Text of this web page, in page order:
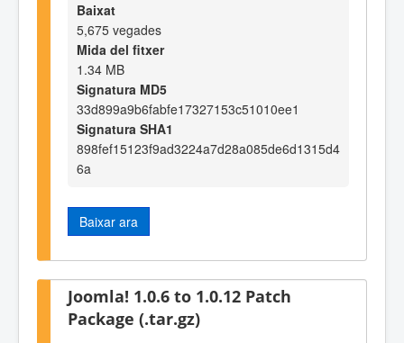
Baixat
5,675 vegades
Mida del fitxer
1.34 MB
Signatura MD5
33d899a9b6fabfe17327153c51010ee1
Signatura SHA1
898fef15123f9ad3224a7d28a085de6d1315d4
6a
Baixar ara
Joomla! 1.0.6 to 1.0.12 Patch
Package (.tar.gz)